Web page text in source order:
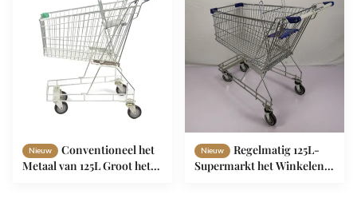
Nieuw
Conventioneel het
Metaal van 125L Groot het
Nieuw
Regelmatig 125L-
Supermarkt het Winkelen